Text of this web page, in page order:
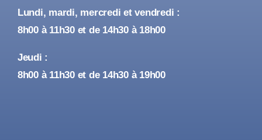
Lundi, mardi, mercredi et vendredi :
8h00 à 11h30 et de 14h30 à 18h00
Jeudi :
8h00 à 11h30 et de 14h30 à 19h00